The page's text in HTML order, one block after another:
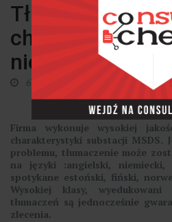
Tłumaczenia
charakterystyki
niebezpiecznych
6 października 2018
Firma wykonuje wysokiej
charakterystyki substacji MSDS.
problemu, tłumaczenie może
na języki :angielski,
spotykane estoński, fiński,
Wysokiej klasy,
tłumaczeń są jednocześnie
zlecenia.